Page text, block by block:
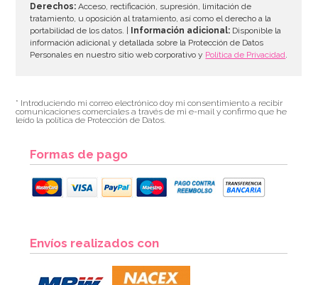
6,95€
Derechos: Acceso, rectificación, supresión, limitación de
tratamiento, u oposición al tratamiento, así como el derecho a la
portabilidad de los datos. |
Información adicional: Disponible la
información adicional y detallada sobre la Protección de Datos
Personales en nuestro sitio web corporativo y Política de Privacidad.
* Introduciendo mi correo electrónico doy mi consentimiento a recibir
comunicaciones comerciales a través de mi e-mail y confirmo que he
leído la política de Protección de Datos.
Formas de pago
Envíos realizados con